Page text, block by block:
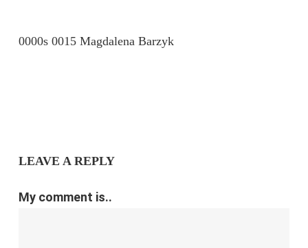
0000s 0015 Magdalena Barzyk
LEAVE A REPLY
My comment is..